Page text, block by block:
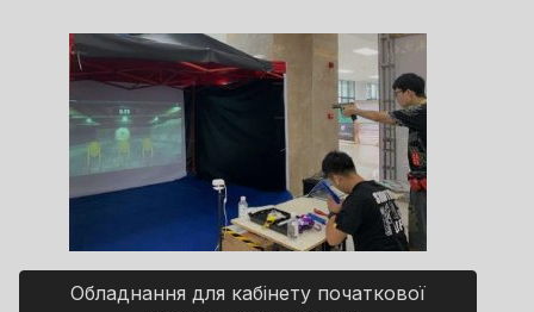
Обладнання для кабінету початкової